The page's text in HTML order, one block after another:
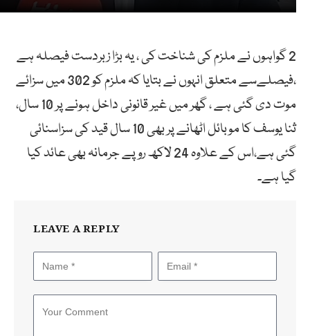
2 گواہوں نے ملزم کی شناخت کی ، یہ بڑا زبردست فیصلہ ہے
،فیصلےسے متعلق انہوں نے بتایا کہ ملزم کو 302 میں سزائے
موت دی گئی ہے ، گھر میں غیر قانونی داخل ہونے پر 10 سال،
ثنا یوسف کا موبائل اٹھانے پر بھی 10 سال قید کی سزاسنائی
گئی ہے،اس کے علاوہ 24 لاکھ روپے جرمانہ بھی عائد کیا
گیا ہے۔
LEAVE A REPLY